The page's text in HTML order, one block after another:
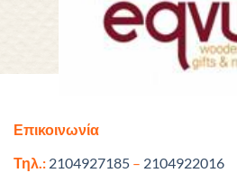
Επικοινωνία
Τηλ.: 2104927185 – 2104922016